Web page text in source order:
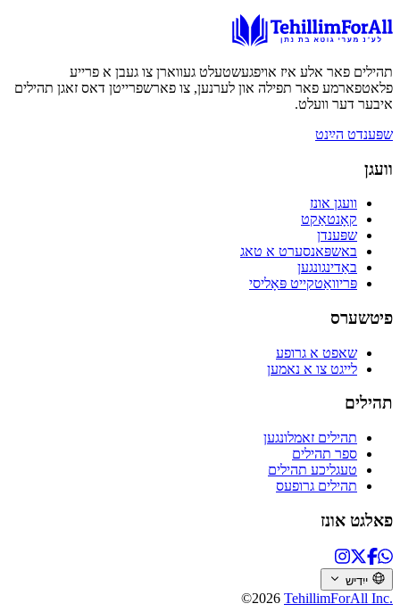
תהילים פאר אלע איז אויפגעשטעלט געווארן צו געבן א פרייע
פלאטפארמע פאר תפילה און לערנען, צו פארשפרייטן דאס זאגן תהילים
איבער דער וועלט.
שפּענדט הײַנט
וועגן
וועגן אונז
קאָנטאַקט
שפּענדן
באשפּאנסערט א טאג
באַדינגונגען
פּריוואַטקייט פּאָליסי
פיטשערס
שאפט א גרופע
לייגט צו א נאמען
תהילים
תהילים זאמלונגען
ספר תהילים
טעגליכע תהילים
תהילים גרופעס
פאלגט אונז
ייִדיש
©2026 TehillimForAll Inc.